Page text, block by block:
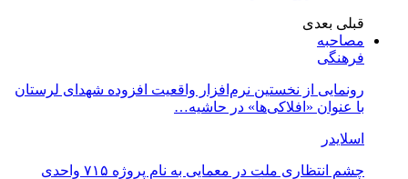
قبلی بعدی
مصاحبه
فرهنگی
رونمایی از نخستین نرم‌افزار واقعیت افزوده شهدای لرستان
با عنوان «افلاکی‌ها» در حاشیه…
اسلایدر
چشم انتظاری ملت در معمایی به نام پروژه ۷۱۵ واحدی